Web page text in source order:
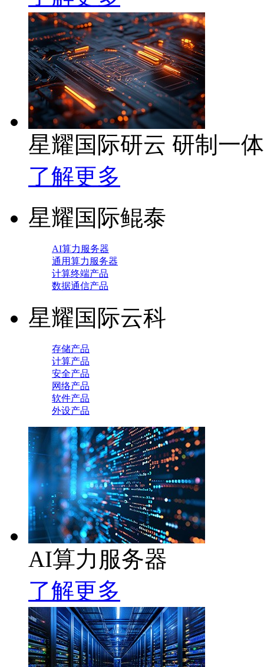
星耀国际研云 研制一
了解更多
星耀国际鲲泰
AI算力服务器
通用算力服务器
计算终端产品
数据通信产品
星耀国际云科
存储产品
计算产品
安全产品
网络产品
软件产品
外设产品
AI算力服务器
了解更多